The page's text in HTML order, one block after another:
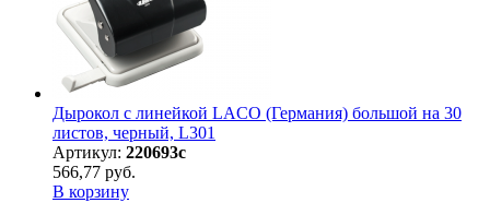
Дырокол с линейкой LACO (Германия) большой на 30
листов, черный, L301
Артикул: 220693с
566,77 руб.
В корзину